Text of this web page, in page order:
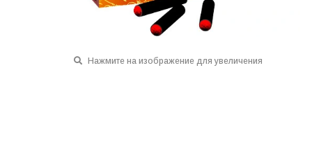
Нажмите на изображение для увеличения